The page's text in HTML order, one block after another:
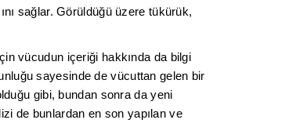
sağlar. Görüldüğü üzere tükürük,
vücudun içeriği hakkında da bilgi
sayesinde de vücuttan gelen bir
gibi, bundan sonra da yeni
de bunlardan en son yapılan ve